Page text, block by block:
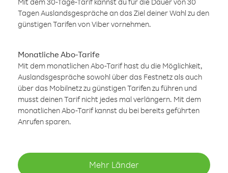
Tagen Auslandsgespräche an das Ziel deiner Wahl zu den
günstigen Tarifen von Viber vornehmen.
Monatliche Abo-Tarife
Mit dem monatlichen Abo-Tarif hast du die Möglichkeit,
Auslandsgespräche sowohl über das Festnetz als auch
über das Mobilnetz zu günstigen Tarifen zu führen und
musst deinen Tarif nicht jedes mal verlängern. Mit dem
monatlichen Abo-Tarif kannst du bei bereits geführten
Anrufen sparen.
Mehr Länder